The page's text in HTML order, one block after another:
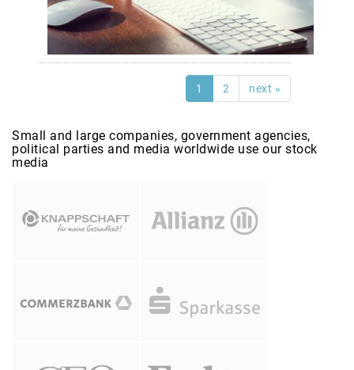
1 2 next »
Small and large companies, government agencies,
political parties and media worldwide use our stock
media